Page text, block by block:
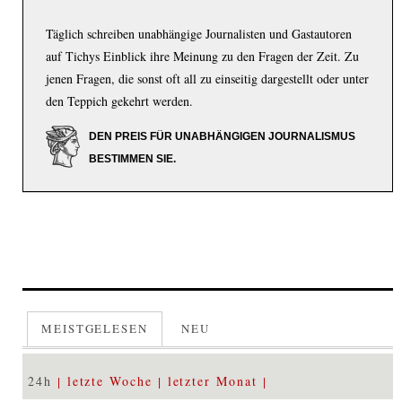
Täglich schreiben unabhängige Journalisten und Gastautoren
auf Tichys Einblick ihre Meinung zu den Fragen der Zeit. Zu
jenen Fragen, die sonst oft all zu einseitig dargestellt oder unter
den Teppich gekehrt werden.
DEN PREIS FÜR UNABHÄNGIGEN JOURNALISMUS
BESTIMMEN SIE.
MEISTGELESEN NEU
24h letzte Woche letzter Monat